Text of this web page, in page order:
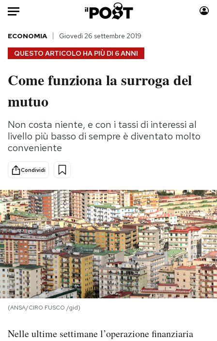
Auto
HOME
Italia
Politica
Tecnologia
Internet
Scienza
Cultura
Economia
Sport
Moda
Storie/Idee
Ok Boomer!
Mondiali calcio 2026
PODCAST
NEWSLETTER
I MIEI PREFERITI
SHOP
QUESTO ARTICOLO HA PIÙ DI 6 ANNI
ECONOMIA Giovedì 26 settembre 2019
Come funziona la surroga del
mutuo
Non costa niente, e con i tassi di interessi al
livello più basso di sempre è diventato molto
conveniente
Condividi
(ANSA/CIRO FUSCO /gid)
Nelle ultime settimane l’operazione finanziaria